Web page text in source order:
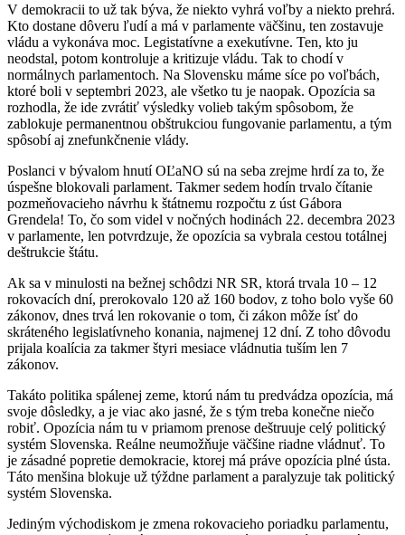
V demokracii to už tak býva, že niekto vyhrá voľby a niekto prehrá.
Kto dostane dôveru ľudí a má v parlamente väčšinu, ten zostavuje
vládu a vykonáva moc. Legistatívne a exekutívne. Ten, kto ju
neodstal, potom kontroluje a kritizuje vládu. Tak to chodí v
normálnych parlamentoch. Na Slovensku máme síce po voľbách,
ktoré boli v septembri 2023, ale všetko tu je naopak. Opozícia sa
rozhodla, že ide zvrátiť výsledky volieb takým spôsobom, že
zablokuje permanentnou obštrukciou fungovanie parlamentu, a tým
spôsobí aj znefunkčnenie vlády.
Poslanci v bývalom hnutí OĽaNO sú na seba zrejme hrdí za to, že
úspešne blokovali parlament. Takmer sedem hodín trvalo čítanie
pozmeňovacieho návrhu k štátnemu rozpočtu z úst Gábora
Grendela! To, čo som videl v nočných hodinách 22. decembra 2023
v parlamente, len potvrdzuje, že opozícia sa vybrala cestou totálnej
deštrukcie štátu.
Ak sa v minulosti na bežnej schôdzi NR SR, ktorá trvala 10 – 12
rokovacích dní, prerokovalo 120 až 160 bodov, z toho bolo vyše 60
zákonov, dnes trvá len rokovanie o tom, či zákon môže ísť do
skráteného legislatívneho konania, najmenej 12 dní. Z toho dôvodu
prijala koalícia za takmer štyri mesiace vládnutia tuším len 7
zákonov.
Takáto politika spálenej zeme, ktorú nám tu predvádza opozícia, má
svoje dôsledky, a je viac ako jasné, že s tým treba konečne niečo
robiť. Opozícia nám tu v priamom prenose deštruuje celý politický
systém Slovenska. Reálne neumožňuje väčšine riadne vládnuť. To
je zásadné popretie demokracie, ktorej má práve opozícia plné ústa.
Táto menšina blokuje už týždne parlament a paralyzuje tak politický
systém Slovenska.
Jediným východiskom je zmena rokovacieho poriadku parlamentu,